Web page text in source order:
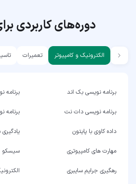
دوره‌های کاربردی
الکترونیک و کامپیوتر تعمیرات
برنامه نویسی بک اند برنامه
برنامه نویسی دات نت برنامه
داده کاوی با پایتون
مهارت های کامپیوتری سیسکو
رهگیری جرایم سایبری